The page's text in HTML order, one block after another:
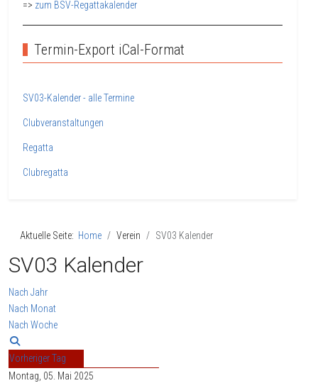
=> zum BSV-Regattakalender
Termin-Export iCal-Format
SV03-Kalender - alle Termine
Clubveranstaltungen
Regatta
Clubregatta
Aktuelle Seite: Home Verein SV03 Kalender
SV03 Kalender
Nach Jahr
Nach Monat
Nach Woche
Vorheriger Tag
Montag, 05. Mai 2025